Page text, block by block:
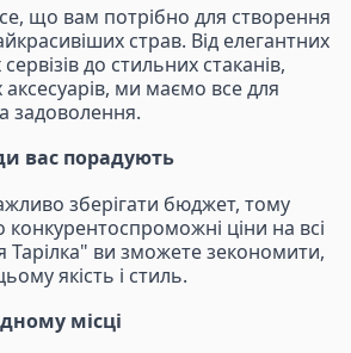
що вам потрібно для створення
страв. Від елегантних
до стильних стаканів,
аксесуарів, ми маємо все для
задоволення.
вас порадують
зберігати бюджет, тому
ціни на всі
ви зможете зекономити,
якість і стиль.
місці